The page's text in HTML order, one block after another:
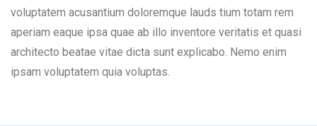
voluptatem acusantium doloremque lauds tium totam rem
aperiam eaque ipsa quae ab illo inventore veritatis et quasi
architecto beatae vitae dicta sunt explicabo. Nemo enim
ipsam voluptatem quia voluptas.